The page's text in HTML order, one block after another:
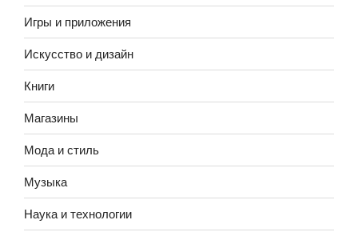
Игры и приложения
Искусство и дизайн
Книги
Магазины
Мода и стиль
Музыка
Наука и технологии